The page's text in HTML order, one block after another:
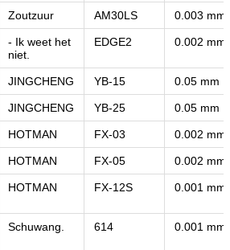
Zoutzuur AM30LS 0.003 mm
- Ik weet het
niet.
EDGE2 0.002 mm
JINGCHENG YB-15 0.05 mm
JINGCHENG YB-25 0.05 mm
HOTMAN FX-03 0.002 mm
HOTMAN FX-05 0.002 mm
HOTMAN FX-12S 0.001 mm
Schuwang. 614 0.001 mm